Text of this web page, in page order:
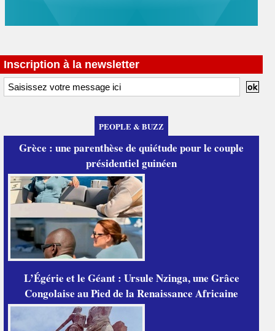
Inscription à la newsletter
PEOPLE & BUZZ
Grèce : une parenthèse de quiétude pour le couple
présidentiel guinéen
L’Égérie et le Géant : Ursule Nzinga, une Grâce
Congolaise au Pied de la Renaissance Africaine